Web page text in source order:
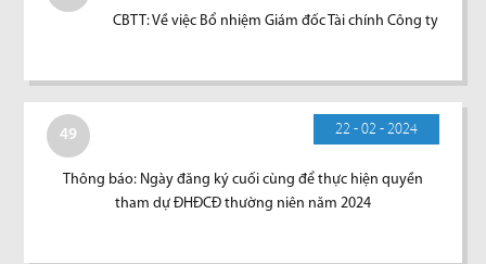
CBTT: Về việc Bổ nhiệm Giám đốc Tài chính Công ty
49 22 - 02 - 2024
Thông báo: Ngày đăng ký cuối cùng để thực hiện quyền
tham dự ĐHĐCĐ thường niên năm 2024